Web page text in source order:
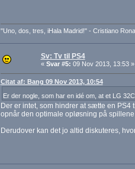
"Uno, dos, tres, iHala Madrid!" - Cristiano
Sv: Tv til PS4
« Svar #5: 09 Nov 2013, 13:53 »
Citat af: Bang 09 Nov 2013, 10:54
Er der nogle, som har en idé om, at et LG
Der er intet, som hindrer at sætte en PS4
opnår den optimale opløsning på
Derudover kan det jo altid diskuteres,